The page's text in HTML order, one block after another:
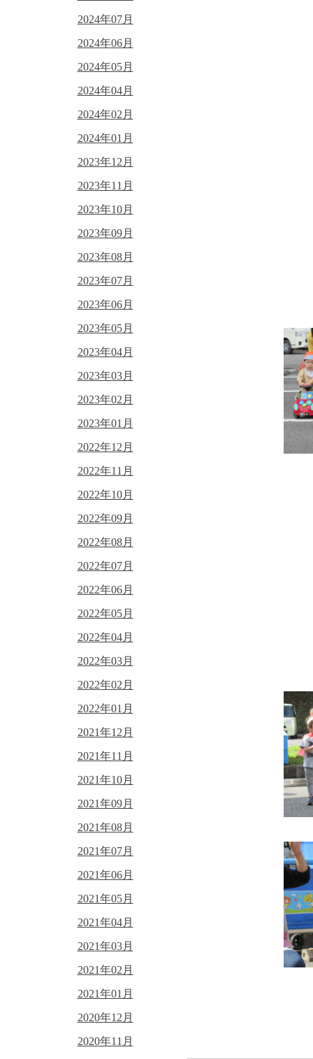
2024年07月
2024年06月
2024年05月
2024年04月
2024年02月
2024年01月
2023年12月
2023年11月
2023年10月
2023年09月
2023年08月
2023年07月
2023年06月
2023年05月
2023年04月
2023年03月
2023年02月
2023年01月
2022年12月
2022年11月
2022年10月
2022年09月
2022年08月
2022年07月
2022年06月
2022年05月
2022年04月
2022年03月
2022年02月
2022年01月
2021年12月
2021年11月
2021年10月
2021年09月
2021年08月
2021年07月
2021年06月
2021年05月
2021年04月
2021年03月
2021年02月
2021年01月
2020年12月
2020年11月